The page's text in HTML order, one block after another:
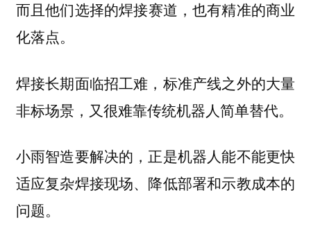
而且他们选择的焊接赛道，也有精准的商业
化落点。
焊接长期面临招工难，标准产线之外的大量
非标场景，又很难靠传统机器人简单替代。
小雨智造要解决的，正是机器人能不能更快
适应复杂焊接现场、降低部署和示教成本的
问题。